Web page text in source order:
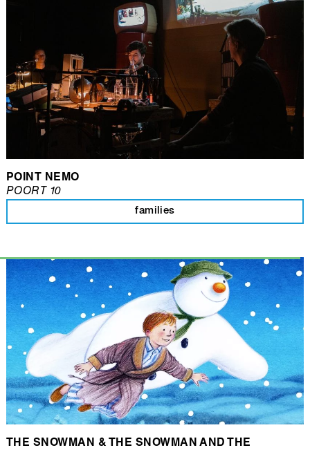
POINT NEMO
families
POORT 10
THE SNOWMAN & THE SNOWMAN AND THE